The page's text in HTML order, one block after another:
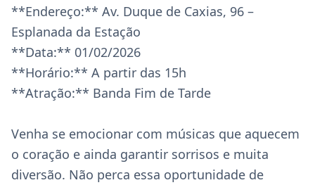
**Endereço:** Av. Duque de Caxias, 96 –
Esplanada da Estação
**Data:** 01/02/2026
**Horário:** A partir das 15h
**Atração:** Banda Fim de Tarde
Venha se emocionar com músicas que aquecem
o coração e ainda garantir sorrisos e muita
diversão. Não perca essa oportunidade de